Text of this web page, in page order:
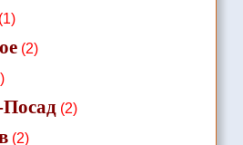
(1)
(2)
Посад(2)
(2)